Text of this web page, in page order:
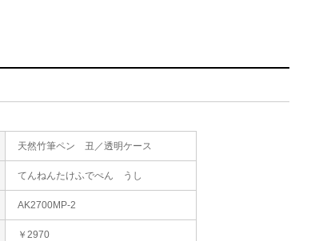
天然竹筆ペン 丑／透明ケース
てんねんたけふでぺん うし
AK2700MP-2
￥2970